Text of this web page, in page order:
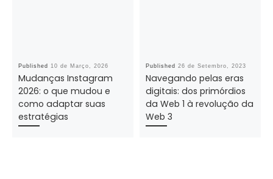
Published 10 de Março, 2026
Mudanças Instagram
2026: o que mudou e
como adaptar suas
estratégias
Published26 de Setembro, 2023
Navegando pelas eras
digitais: dos primórdios
da Web 1 à revolução da
Web 3